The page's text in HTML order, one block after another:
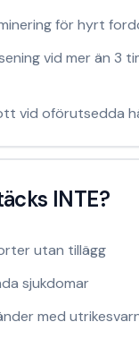
för hyrt
vid mer än 3
vid oförutsedda
INTE?
utan tillägg
sjukdomar
med